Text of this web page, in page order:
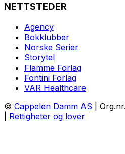
NETTSTEDER
Agency
Bokklubber
Norske Serier
Storytel
Flamme Forlag
Fontini Forlag
VAR Healthcare
© Cappelen Damm AS |
Rettigheter og lover